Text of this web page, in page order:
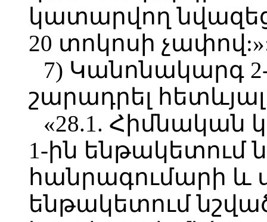
կատարվող
20 տոկոսի
7) Կանոնակարգ
շարադրել
«28.1. Հիմնական
1-ին ենթակետում
հանրագումարի և
ենթակետում